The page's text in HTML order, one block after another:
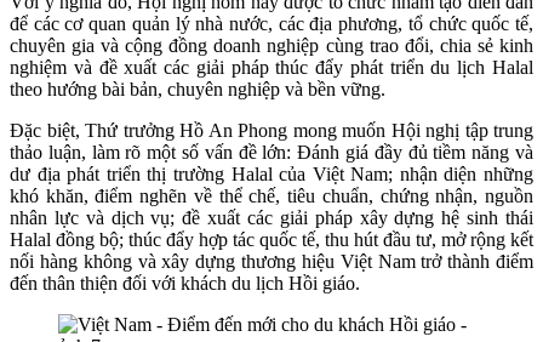
để các cơ quan quản lý nhà nước, các địa phương, tổ chức quốc tế,
chuyên gia và cộng đồng doanh nghiệp cùng trao đổi, chia sẻ kinh
nghiệm và đề xuất các giải pháp thúc đẩy phát triển du lịch Halal
theo hướng bài bản, chuyên nghiệp và bền vững.
Đặc biệt, Thứ trưởng Hồ An Phong mong muốn Hội nghị tập trung
thảo luận, làm rõ một số vấn đề lớn: Đánh giá đầy đủ tiềm năng và
dư địa phát triển thị trường Halal của Việt Nam; nhận diện những
khó khăn, điểm nghẽn về thể chế, tiêu chuẩn, chứng nhận, nguồn
nhân lực và dịch vụ; đề xuất các giải pháp xây dựng hệ sinh thái
Halal đồng bộ; thúc đẩy hợp tác quốc tế, thu hút đầu tư, mở rộng kết
nối hàng không và xây dựng thương hiệu Việt Nam trở thành điểm
đến thân thiện đối với khách du lịch Hồi giáo.